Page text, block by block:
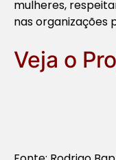
mulheres,
nas organizações
Veja o